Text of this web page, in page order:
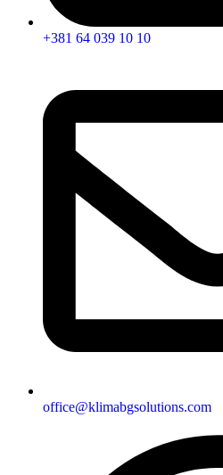
+381 64 039 10 10
office@klimabgsolutions.com